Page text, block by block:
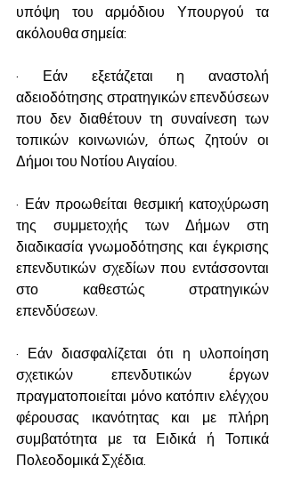
υπόψη του αρμόδιου Υπουργού τα
ακόλουθα σημεία:
· Εάν εξετάζεται η αναστολή
αδειοδότησης στρατηγικών επενδύσεων
που δεν διαθέτουν τη συναίνεση των
τοπικών κοινωνιών, όπως ζητούν οι
Δήμοι του Νοτίου Αιγαίου.
· Εάν προωθείται θεσμική κατοχύρωση
της συμμετοχής των Δήμων στη
διαδικασία γνωμοδότησης και έγκρισης
επενδυτικών σχεδίων που εντάσσονται
στο καθεστώς στρατηγικών
επενδύσεων.
· Εάν διασφαλίζεται ότι η υλοποίηση
σχετικών επενδυτικών έργων
πραγματοποιείται μόνο κατόπιν ελέγχου
φέρουσας ικανότητας και με πλήρη
συμβατότητα με τα Ειδικά ή Τοπικά
Πολεοδομικά Σχέδια.